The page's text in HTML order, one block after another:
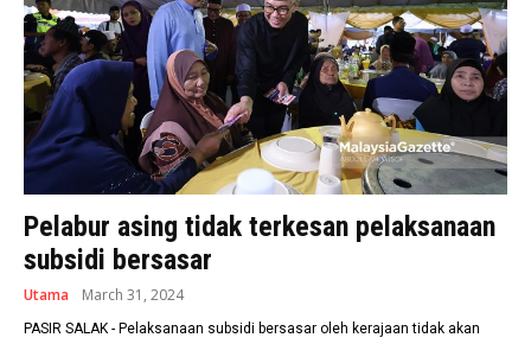
Pelabur asing tidak terkesan pelaksanaan
subsidi bersasar
Utama March 31, 2024
PASIR SALAK - Pelaksanaan subsidi bersasar oleh kerajaan tidak akan